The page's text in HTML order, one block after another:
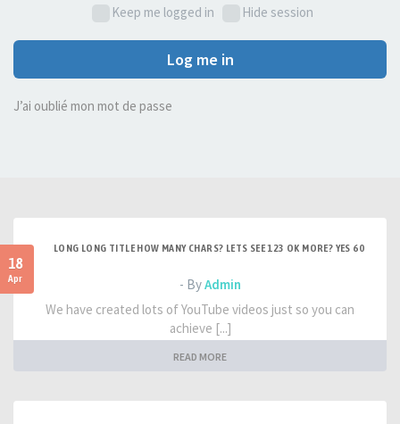
Keep me logged in
Hide session
Log me in
J’ai oublié mon mot de passe
18
Apr
LONG LONG TITLE HOW MANY CHARS? LETS SEE 123 OK MORE? YES 60
- ByAdmin
We have created lots of YouTube videos just so you can
achieve [...]
READ MORE